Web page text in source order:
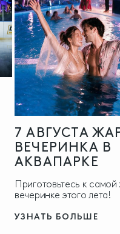
7 АВГУСТА
ВЕЧЕРИНКА В
АКВАПАРКЕ
Приготовьтесь к
вечеринке этого лета!
УЗНАТЬ БОЛЬШЕ